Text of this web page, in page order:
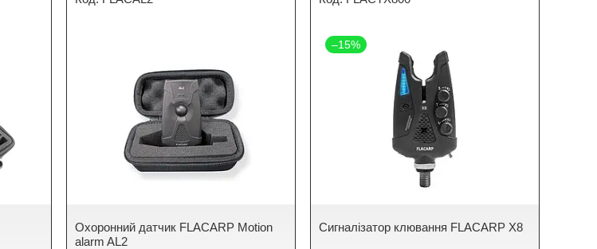
Охоронний датчик FLACARP Motion
alarm AL2
–15%
Сигналізатор клювання FLACARP X8